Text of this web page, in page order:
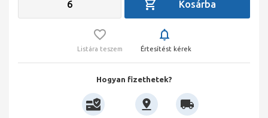
Listára teszem Értesítést kérek
Hogyan fizethetek?